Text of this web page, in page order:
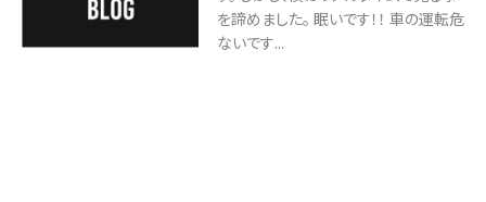
を諦めました。 眠いです！！ 車の運転危
ないです...